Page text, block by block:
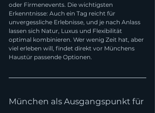
oder Firmenevents. Die wichtigsten
Erkenntnisse: Auch ein Tag reicht für
unvergessliche Erlebnisse, und je nach Anlass
lassen sich Natur, Luxus und Flexibilität
optimal kombinieren. Wer wenig Zeit hat, aber
viel erleben will, findet direkt vor Münchens
Haustür passende Optionen.
München als Ausgangspunkt für